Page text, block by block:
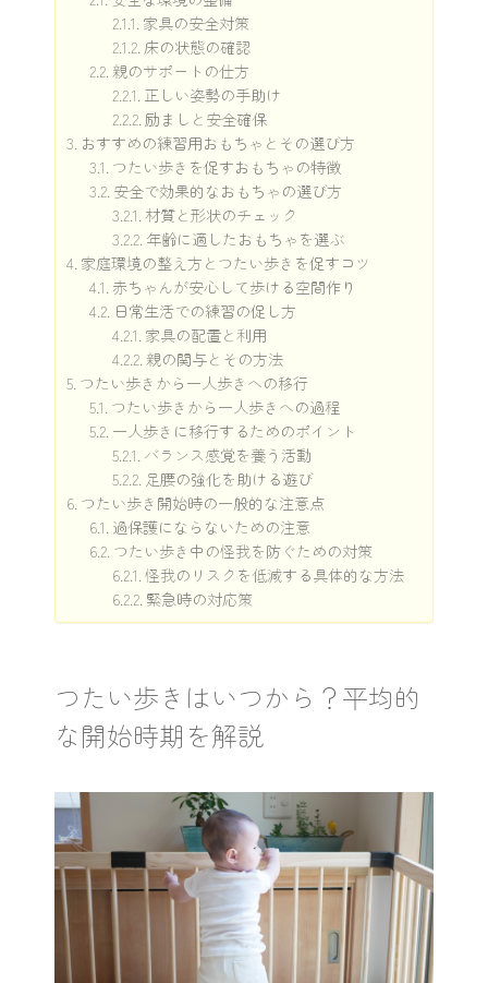
家具の安全対策
床の状態の確認
親のサポートの仕方
正しい姿勢の手助け
励ましと安全確保
おすすめの練習用おもちゃとその選び方
つたい歩きを促すおもちゃの特徴
安全で効果的なおもちゃの選び方
材質と形状のチェック
年齢に適したおもちゃを選ぶ
家庭環境の整え方とつたい歩きを促すコツ
赤ちゃんが安心して歩ける空間作り
日常生活での練習の促し方
家具の配置と利用
親の関与とその方法
つたい歩きから一人歩きへの移行
つたい歩きから一人歩きへの過程
一人歩きに移行するためのポイント
バランス感覚を養う活動
足腰の強化を助ける遊び
つたい歩き開始時の一般的な注意点
過保護にならないための注意
つたい歩き中の怪我を防ぐための対策
怪我のリスクを低減する具体的な方法
緊急時の対応策
つたい歩きはいつから？平均的
な開始時期を解説